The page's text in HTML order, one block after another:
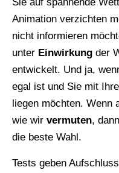
Sie auf spannende
Animation verzichten
nicht informieren
unter Einwirkung der
entwickelt. Und ja,
egal ist und Sie mit
liegen möchten.
wie wir vermuten,
die beste Wahl.
Tests geben